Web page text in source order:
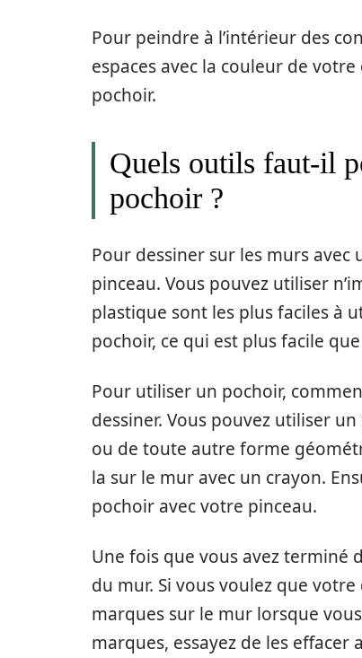
Pour peindre à l’intérieur des
espaces avec la couleur de
pochoir.
Quels outils faut-il
pochoir ?
Pour dessiner sur les murs avec
pinceau. Vous pouvez utiliser
plastique sont les plus faciles à
pochoir, ce qui est plus facile
Pour utiliser un pochoir,
dessiner. Vous pouvez utiliser
ou de toute autre forme
la sur le mur avec un crayon.
pochoir avec votre pinceau.
Une fois que vous avez terminé
du mur. Si vous voulez que
marques sur le mur lorsque
marques, essayez de les